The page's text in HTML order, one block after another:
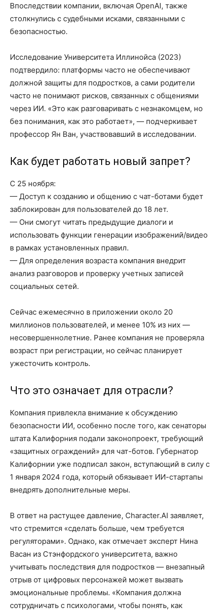
Впоследствии компании, включая OpenAI, также
столкнулись с судебными исками, связанными с
безопасностью.
Исследование Университета Иллинойса (2023)
подтвердило: платформы часто не обеспечивают
должной защиты для подростков, а сами родители
часто не понимают рисков, связанных с общениями
через ИИ. «Это как разговаривать с незнакомцем, но
без понимания, как это работает», — подчеркивает
профессор Ян Ван, участвовавший в исследовании.
Как будет работать новый запрет?
С 25 ноября:
— Доступ к созданию и общению с чат-ботами будет
заблокирован для пользователей до 18 лет.
— Они смогут читать предыдущие диалоги и
использовать функции генерации изображений/видео
в рамках установленных правил.
— Для определения возраста компания внедрит
анализ разговоров и проверку учетных записей
социальных сетей.
Сейчас ежемесячно в приложении около 20
миллионов пользователей, и менее 10% из них —
несовершеннолетние. Ранее компания не проверяла
возраст при регистрации, но сейчас планирует
ужесточить контроль.
Что это означает для отрасли?
Компания привлекла внимание к обсуждению
безопасности ИИ, особенно после того, как сенаторы
штата Калифорния подали законопроект, требующий
«защитных ограждений» для чат-ботов. Губернатор
Калифорнии уже подписал закон, вступающий в силу с
1 января 2024 года, который обязывает ИИ-стартапы
внедрять дополнительные меры.
В ответ на растущее давление, Character.AI заявляет,
что стремится «сделать больше, чем требуется
регуляторами». Однако, как отмечает эксперт Нина
Васан из Стэнфордского университета, важно
учитывать последствия для подростков — внезапный
отрыв от цифровых персонажей может вызвать
эмоциональные проблемы. «Компания должна
сотрудничать с психологами, чтобы понять, как